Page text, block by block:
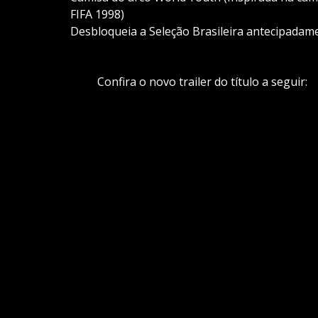
FIFA 1998)
Desbloqueia a Seleção Brasileira
Confira o novo trailer do título a seguir: